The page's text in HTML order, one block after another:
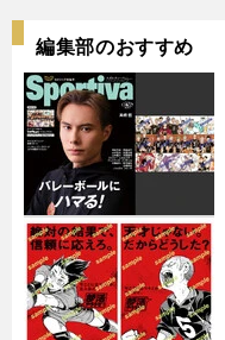
編集部のおすすめ